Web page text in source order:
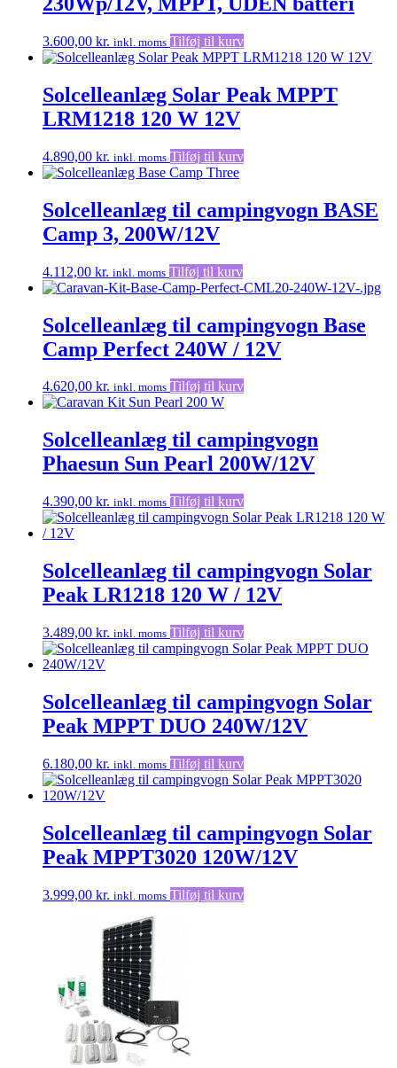
3.600,00 kr. inkl. moms Tilføj til kurv
Solcelleanlæg Solar Peak MPPT
LRM1218 120 W 12V
4.890,00 kr. inkl. moms Tilføj til kurv
Solcelleanlæg til campingvogn BASE
Camp 3, 200W/12V
4.112,00 kr. inkl. moms Tilføj til kurv
Solcelleanlæg til campingvogn Base
Camp Perfect 240W / 12V
4.620,00 kr. inkl. moms Tilføj til kurv
Solcelleanlæg til campingvogn
Phaesun Sun Pearl 200W/12V
4.390,00 kr. inkl. moms Tilføj til kurv
Solcelleanlæg til campingvogn Solar
Peak LR1218 120 W / 12V
3.489,00 kr. inkl. moms Tilføj til kurv
Solcelleanlæg til campingvogn Solar
Peak MPPT DUO 240W/12V
6.180,00 kr. inkl. moms Tilføj til kurv
Solcelleanlæg til campingvogn Solar
Peak MPPT3020 120W/12V
3.999,00 kr. inkl. moms Tilføj til kurv